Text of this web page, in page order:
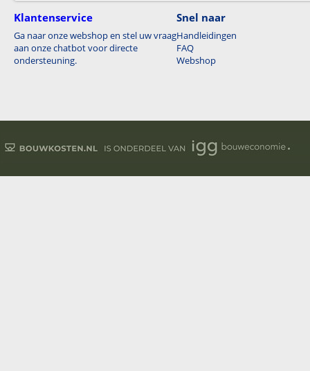
Klantenservice
Ga naar onze webshop en stel uw vraag
aan onze chatbot voor directe
ondersteuning.
Snel naar
Handleidingen
FAQ
Webshop